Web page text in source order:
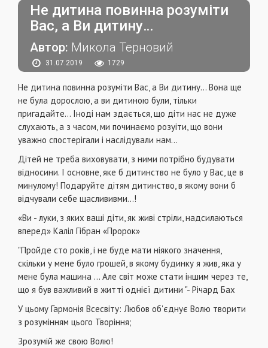
Не дитина повинна розуміти
Вас, а Ви дитину…
Автор: Микола Терновий
31.07.2019 1729
Не дитина повинна розуміти Вас, а Ви дитину… Вона ще
не була дорослою, а ви дитиною були, тільки
пригадайте… Іноді нам здається, що діти нас не дуже
слухають, а з часом, ми починаємо розуіти, що вони
уважно спостерігали і наслідували нам…
Дітей не треба виховувати, з ними потрібно будувати
відносини. І основне, яке б дитинство не було у Вас, це в
минулому! Подаруйте дітям дитинство, в якому вони б
відчували себе щаслививми…!
«Ви - луки, з яких ваші діти, як живі стріли, надсилаються
вперед» Каліл Гібран «Пророк»
"Пройде сто років, і не буде мати ніякого значення,
скільки у мене було грошей, в якому будинку я жив, яка у
мене була машина ... Але світ може стати іншим через те,
що я був важливий в житті однієї дитини "- Річард Бах
У цьому Гармонія Всесвіту: Любов об'єднує Волю творити
з розумінням цього Творіння;
Зрозумій же свою Волю!